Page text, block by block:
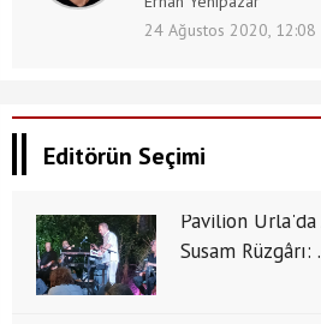
24 Ağustos 2020, 12:08
Editörün Seçimi
Pavilion
Susam Rüzgârı: